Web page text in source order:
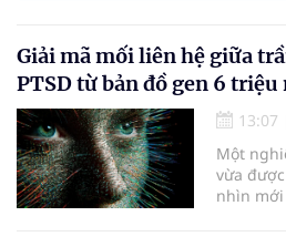
Giải mã mối liên hệ giữa
PTSD từ bản đồ gen 6
13:07
Một
vừa
nhìn